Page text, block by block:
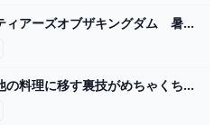
ゼルダの伝説ティアーズオブザキングダム 暑さ対策おすすめ料理 ひんやり煮込み果実作り方 ＃４８６ 【ティアキン】 - ニコニコ動画
料理の効果を他の料理に移す裏技がめちゃくちゃ便利 ゼルダの伝説 ティアーズオブザキングダム hyperTsブログ